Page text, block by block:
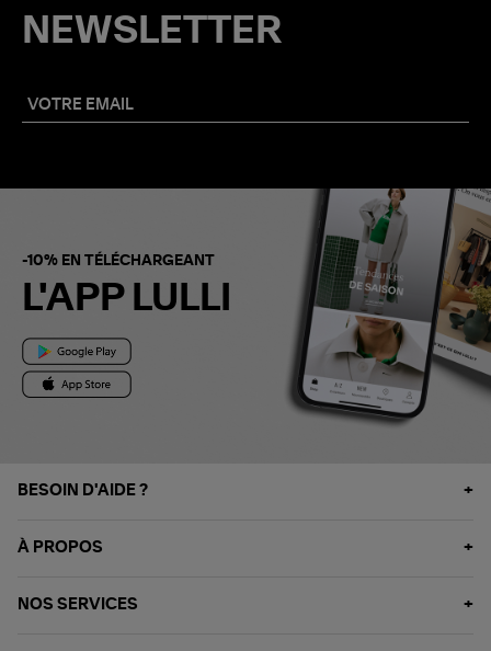
NEWSLETTER
-10% EN TÉLÉCHARGEANT
L'APP LULLI
BESOIN D'AIDE ?
À PROPOS
NOS SERVICES